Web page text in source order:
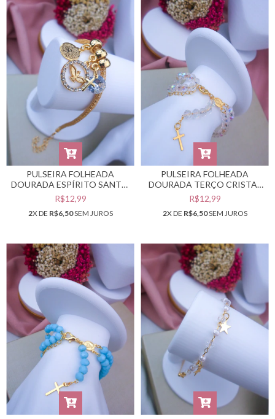
PULSEIRA FOLHEADA
DOURADA ESPÍRITO SANTO,
ORAÇÃO E CRUZ #PF0401941
R$12,99
2X DE R$6,50SEM JUROS
PULSEIRA FOLHEADA
DOURADA TERÇO CRISTAL
FURTA-COR #PF0401940
R$12,99
2X DE R$6,50SEM JUROS